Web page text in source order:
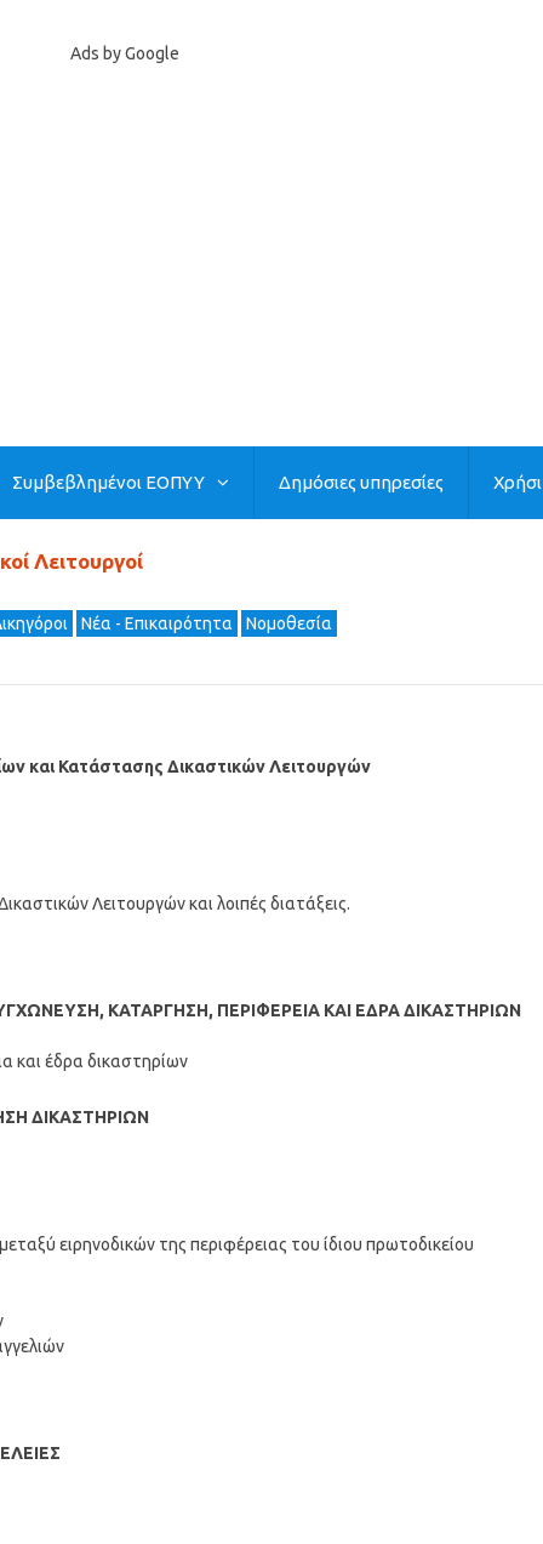
Ads by Google
Συμβεβλημένοι ΕΟΠΥΥ Δημόσιες υπηρεσίες
Λειτουργοί
Νέα - Επικαιρότητα Νομοθεσία
και Κατάστασης Δικαστικών Λειτουργών
Λειτουργών και λοιπές διατάξεις.
ΚΑΤΑΡΓΗΣΗ, ΠΕΡΙΦΕΡΕΙΑ ΚΑΙ ΕΔΡΑ ΔΙΚΑΣΤΗΡΙΩΝ
και έδρα δικαστηρίων
ΔΙΚΑΣΤΗΡΙΩΝ
ειρηνοδικών της περιφέρειας του ίδιου πρωτοδικείου